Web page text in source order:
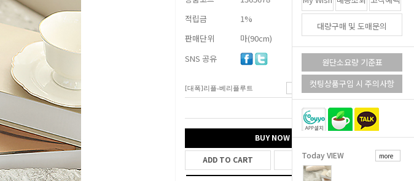
대량구매 및 도매문의
원단소요량 기준표
컷팅상품구입 시 주의사항
Today VIEW more
적립금
1%
판매단위
마(90cm)
SNS 공유
[대폭]리플-베리플루트 5,800 원
총 상품 금액 5,800 원
BUY NOW
ADD TO CART WISH LIST